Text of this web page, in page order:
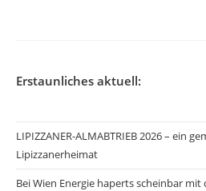
Erstaunliches aktuell:
LIPIZZANER-ALMABTRIEB 2026 – ein
Lipizzanerheimat
Bei Wien Energie haperts scheinbar